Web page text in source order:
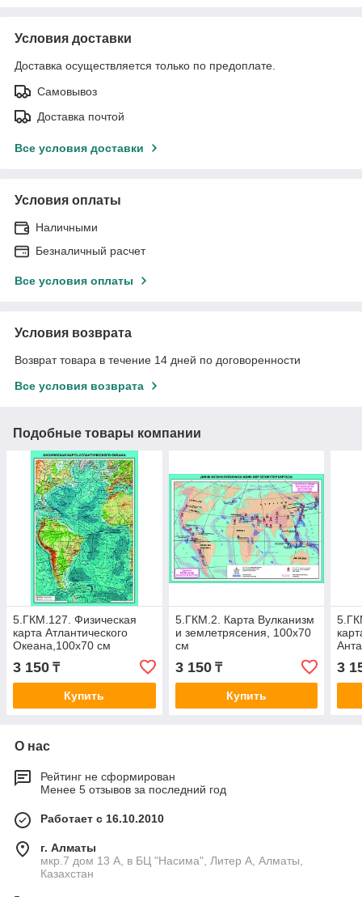
Условия доставки
Доставка осуществляется только по предоплате.
Самовывоз
Доставка почтой
Все условия доставки
Условия оплаты
Наличными
Безналичный расчет
Все условия оплаты
Условия возврата
Возврат товара в течение 14 дней по договоренности
Все условия возврата
Подобные товары компании
5.ГКМ.127. Физическая
карта Атлантического
Океана,100х70 см
3 150 ₸
Купить
5.ГКМ.2. Карта Вулканизм
и землетрясения, 100х70
см
3 150₸
Купить
3
О нас
Рейтинг не сформирован
Менее 5 отзывов за последний год
Работает с 16.10.2010
г. Алматы
мкр.7 дом 13 А, в БЦ "Насима", Литер А, Алматы,
Казахстан